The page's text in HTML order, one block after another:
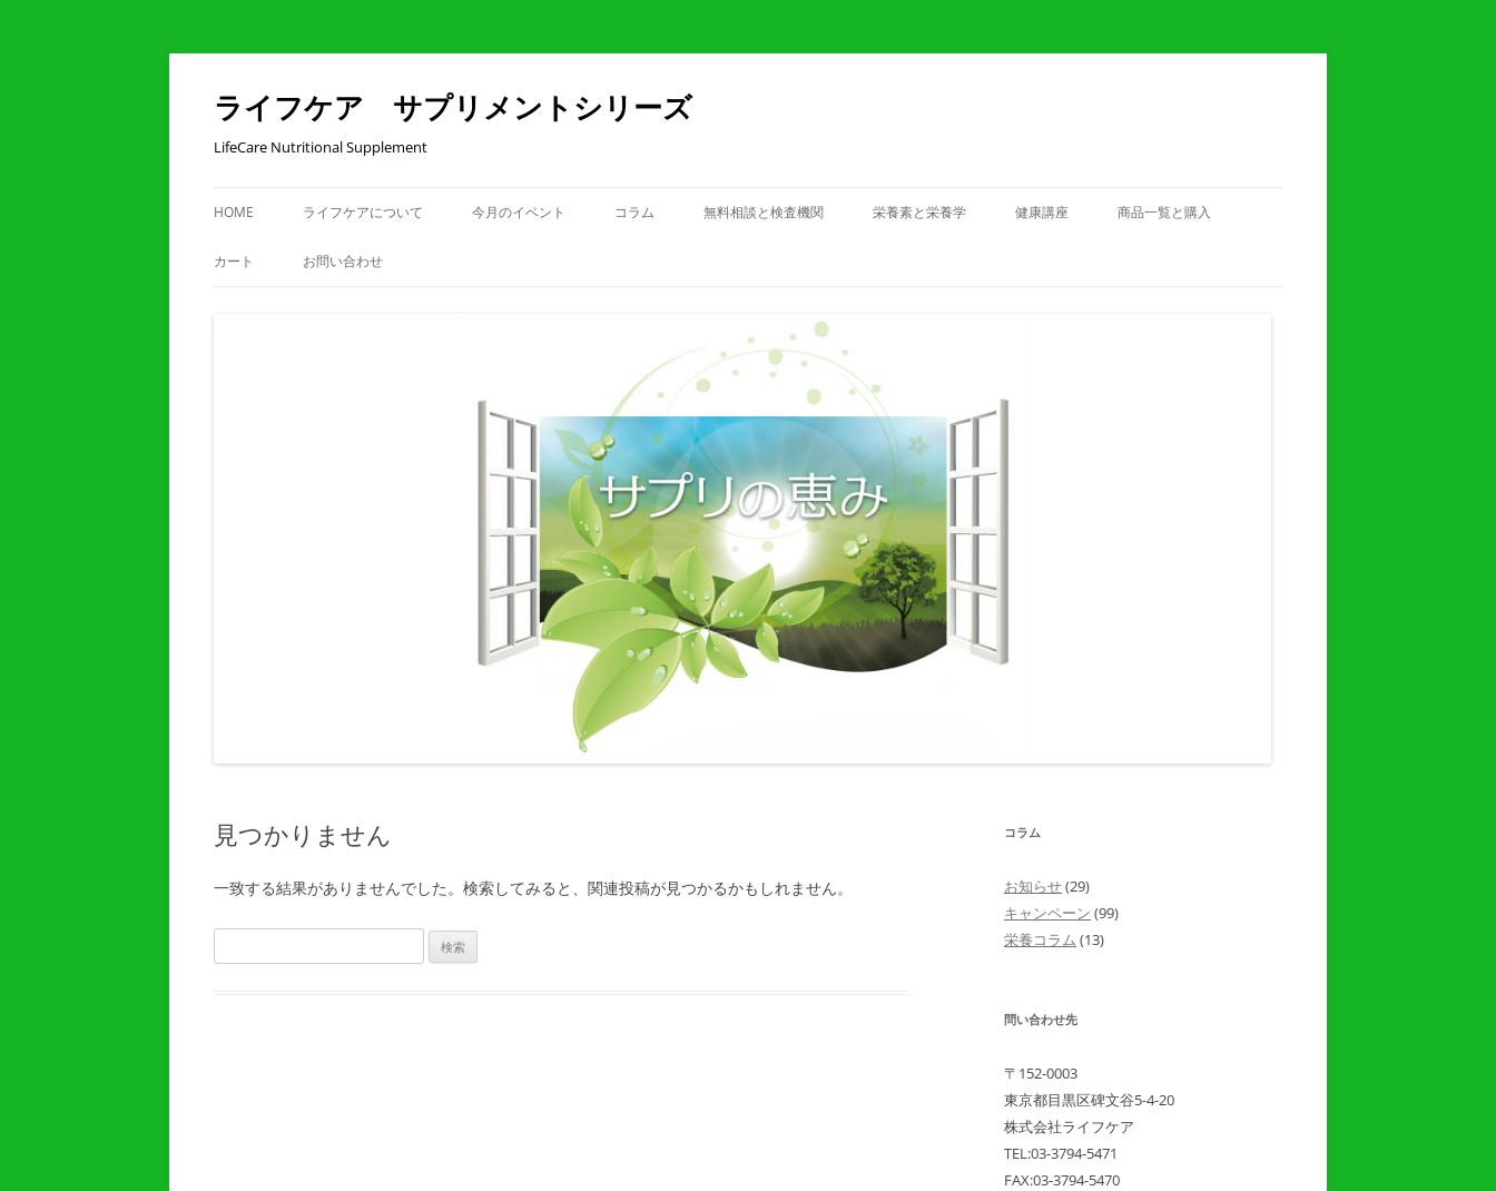
コ
テ
ン
ツ
へ
ス
ライフケア サプリメントシリーズ
LifeCare Nutritional Supplement
HOME ライフケアについて 今月のイベント コラム 無料相談と検査機関 栄養素と栄養学 健康講座 商品一覧と購入
カート お問い合わせ
見つかりません
一致する結果がありませんでした。検索してみると、関連投稿が見つかるかもしれません。
索:
コラム
お知らせ(29)
キャンペーン (99)
栄養コラム (13)
問い合わせ先
〒152-0003
東京都目黒区碑文谷5-4-20
株式会社ライフケア
TEL:03-3794-5471
FAX:03-3794-5470